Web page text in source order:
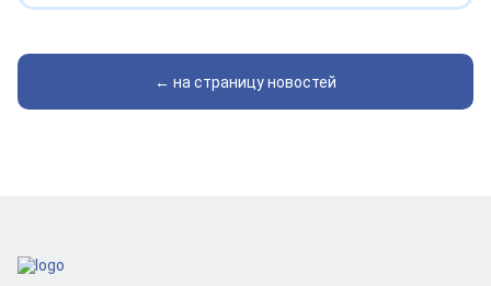
← на страницу новостей